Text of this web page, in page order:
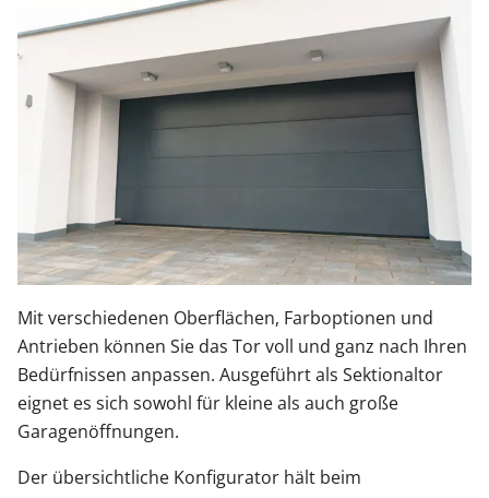
Mit verschiedenen Oberflächen, Farboptionen und
Antrieben können Sie das Tor voll und ganz nach Ihren
Bedürfnissen anpassen. Ausgeführt als Sektionaltor
eignet es sich sowohl für kleine als auch große
Garagenöffnungen.
Der übersichtliche Konfigurator hält beim